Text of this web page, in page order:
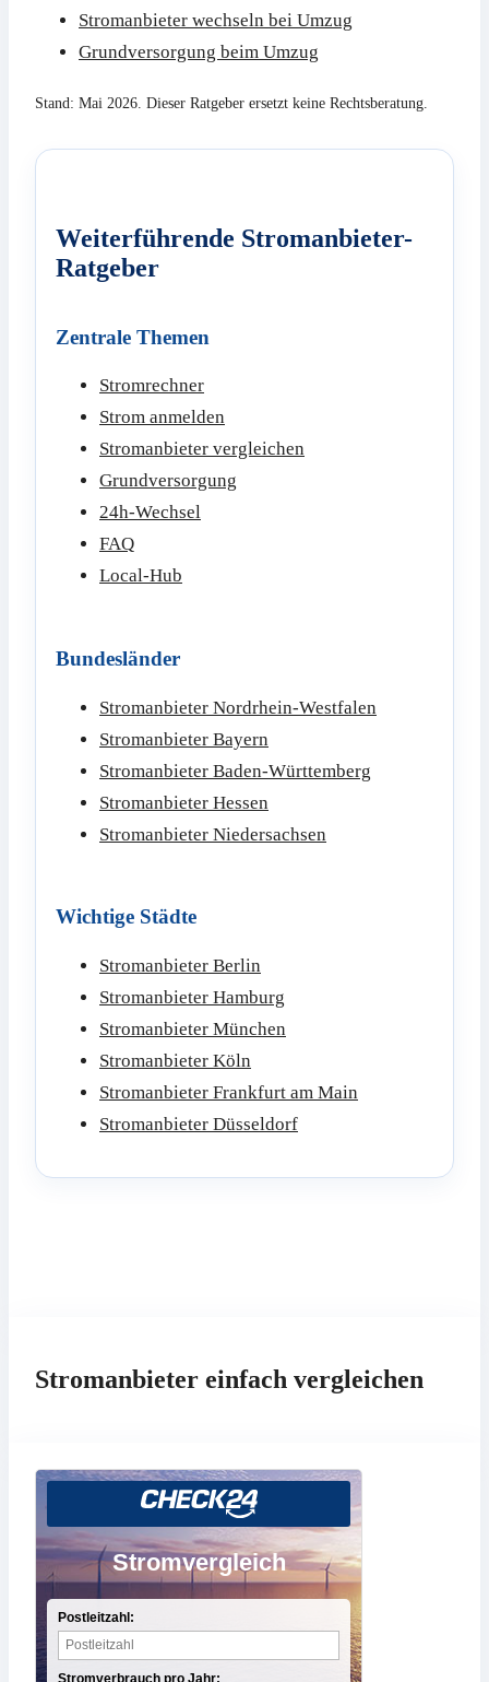
Stromanbieter wechseln bei Umzug
Grundversorgung beim Umzug
Stand: Mai 2026. Dieser Ratgeber ersetzt keine Rechtsberatung.
Weiterführende Stromanbieter-
Ratgeber
Zentrale Themen
Stromrechner
Strom anmelden
Stromanbieter vergleichen
Grundversorgung
24h-Wechsel
FAQ
Local-Hub
Bundesländer
Stromanbieter Nordrhein-Westfalen
Stromanbieter Bayern
Stromanbieter Baden-Württemberg
Stromanbieter Hessen
Stromanbieter Niedersachsen
Wichtige Städte
Stromanbieter Berlin
Stromanbieter Hamburg
Stromanbieter München
Stromanbieter Köln
Stromanbieter Frankfurt am Main
Stromanbieter Düsseldorf
Stromanbieter einfach vergleichen
Stromvergleich
Postleitzahl:
Stromverbrauch pro Jahr: